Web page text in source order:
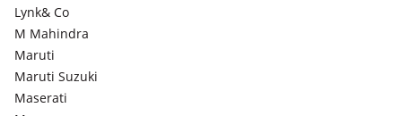
Lynk& Co
M Mahindra
Maruti
Maruti Suzuki
Maserati